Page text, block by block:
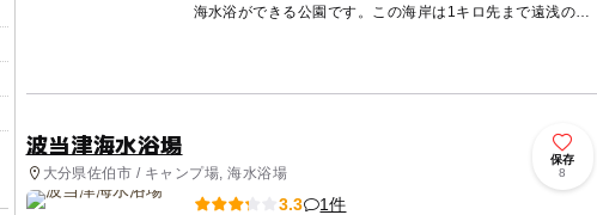
海水浴ができる公園です。この海岸は1キロ先まで遠浅の砂
波当津海水浴場
大分県佐伯市 / キャンプ場, 海水浴場
保存
8
3.3
1件